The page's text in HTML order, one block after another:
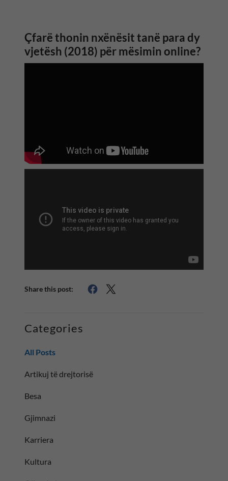
Çfarë thonin nxënësit tanë para dy
vjetësh (2018) për mësimin online?
Share this post:
Categories
All Posts
Artikuj të drejtorisë
Besa
Gjimnazi
Karriera
Kultura